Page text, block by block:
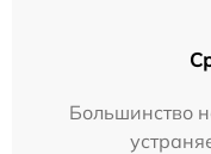
Большинство